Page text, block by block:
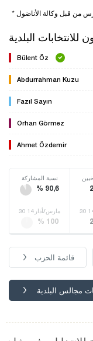
للانتخابات البلدية
Bülent Öz
Abdurrahman Kuzu
Fazıl Sayın
Orhan Görmez
Ahmet Özdemir
نسبة المشاركة
% 90,6
30 مارس/أذار14
% 100
قائمة الحزب
مجالس البلدية